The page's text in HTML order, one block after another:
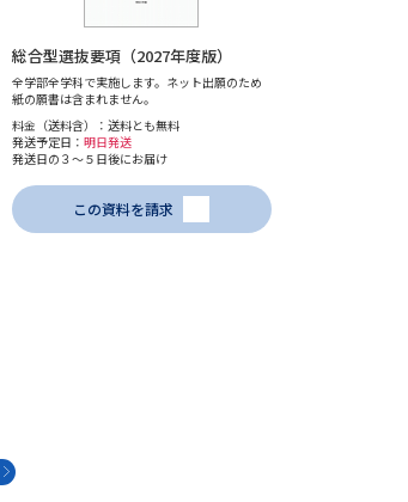
総合型選抜要項（2027年度版）
全学部全学科で実施します。ネット出願のため
紙の願書は含まれません。
料金（送料含）：送料とも無料
発送予定日： 明日発送
発送日の３～５日後にお届け
この資料を請求